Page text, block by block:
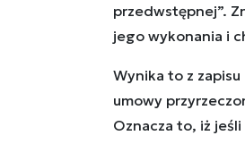
przedwstępnej”.
jego wykonania i
Wynika to z
umowy
Oznacza to, iż